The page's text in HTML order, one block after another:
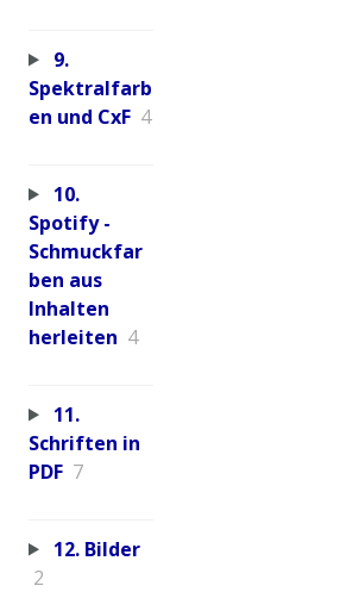
9.
Spektralfarb
en und CxF 4
10.
Spotify -
Schmuckfar
ben aus
Inhalten
herleiten 4
11.
Schriften in
PDF 7
12. Bilder
2